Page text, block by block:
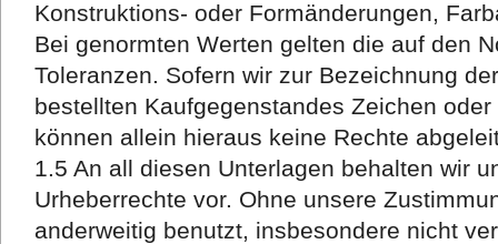
Konstruktions- oder Formänderungen,
Bei genormten Werten gelten die auf den
Toleranzen. Sofern wir zur Bezeichnung
bestellten Kaufgegenstandes Zeichen
können allein hieraus keine Rechte
1.5 An all diesen Unterlagen behalten wir
Urheberrechte vor. Ohne unsere
anderweitig benutzt, insbesondere nicht